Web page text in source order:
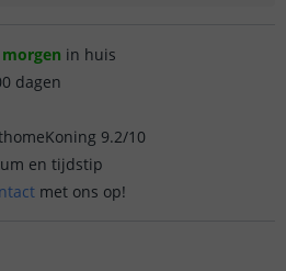
morgen in huis
dagen
9.2/10
en tijdstip
met ons op!